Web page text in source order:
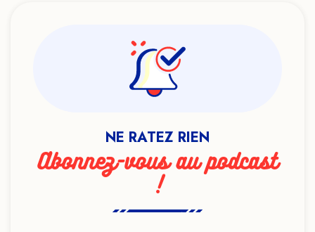
NE RATEZ RIEN
Abonnez-vous au podcast
!